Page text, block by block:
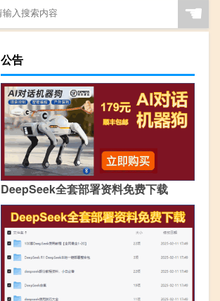
☚
公告
DeepSeek全套部署资料免费下载